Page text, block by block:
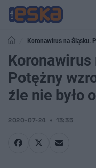
Koronawirus na Śląsku.
wielu tygodni
Koronawirus
Potężny
źle nie było
2020-07-24 13:35